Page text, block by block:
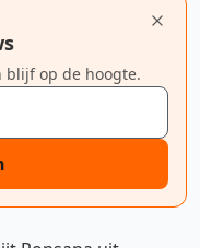
blijf op de hoogte.